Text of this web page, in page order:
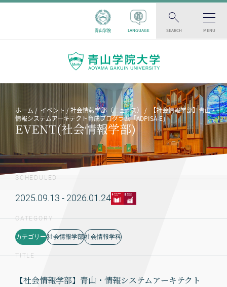
青山学院 LANGUAGE SEARCH MENU
ホーム イベント 社会情報学部（ニュース）
【社会情報学部】青山・
情報システムアーキテクト育成プログラム「ADPISA-E」
EVENT(社会情報学部)
SCHEDULED
2025.09.13 - 2026.01.24
CATEGORY
カテゴリー 社会情報学部社会情報学科
TITLE
【社会情報学部】青山・情報システムアーキテクト